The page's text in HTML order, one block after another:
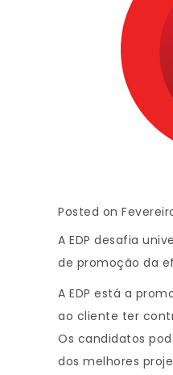
Posted on
A EDP desafia
de promoção da
A EDP está a
ao cliente ter
Os candidatos
dos melhores